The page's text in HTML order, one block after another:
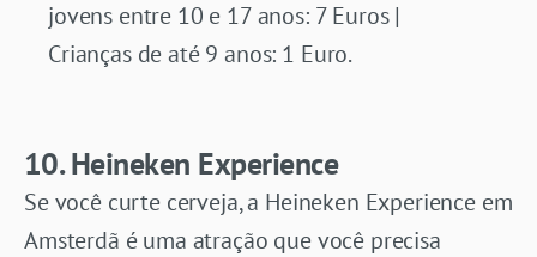
jovens entre 10 e 17 anos: 7 Euros |
Crianças de até 9 anos: 1 Euro.
10. Heineken Experience
Se você curte cerveja, a Heineken Experience em
Amsterdã é uma atração que você precisa